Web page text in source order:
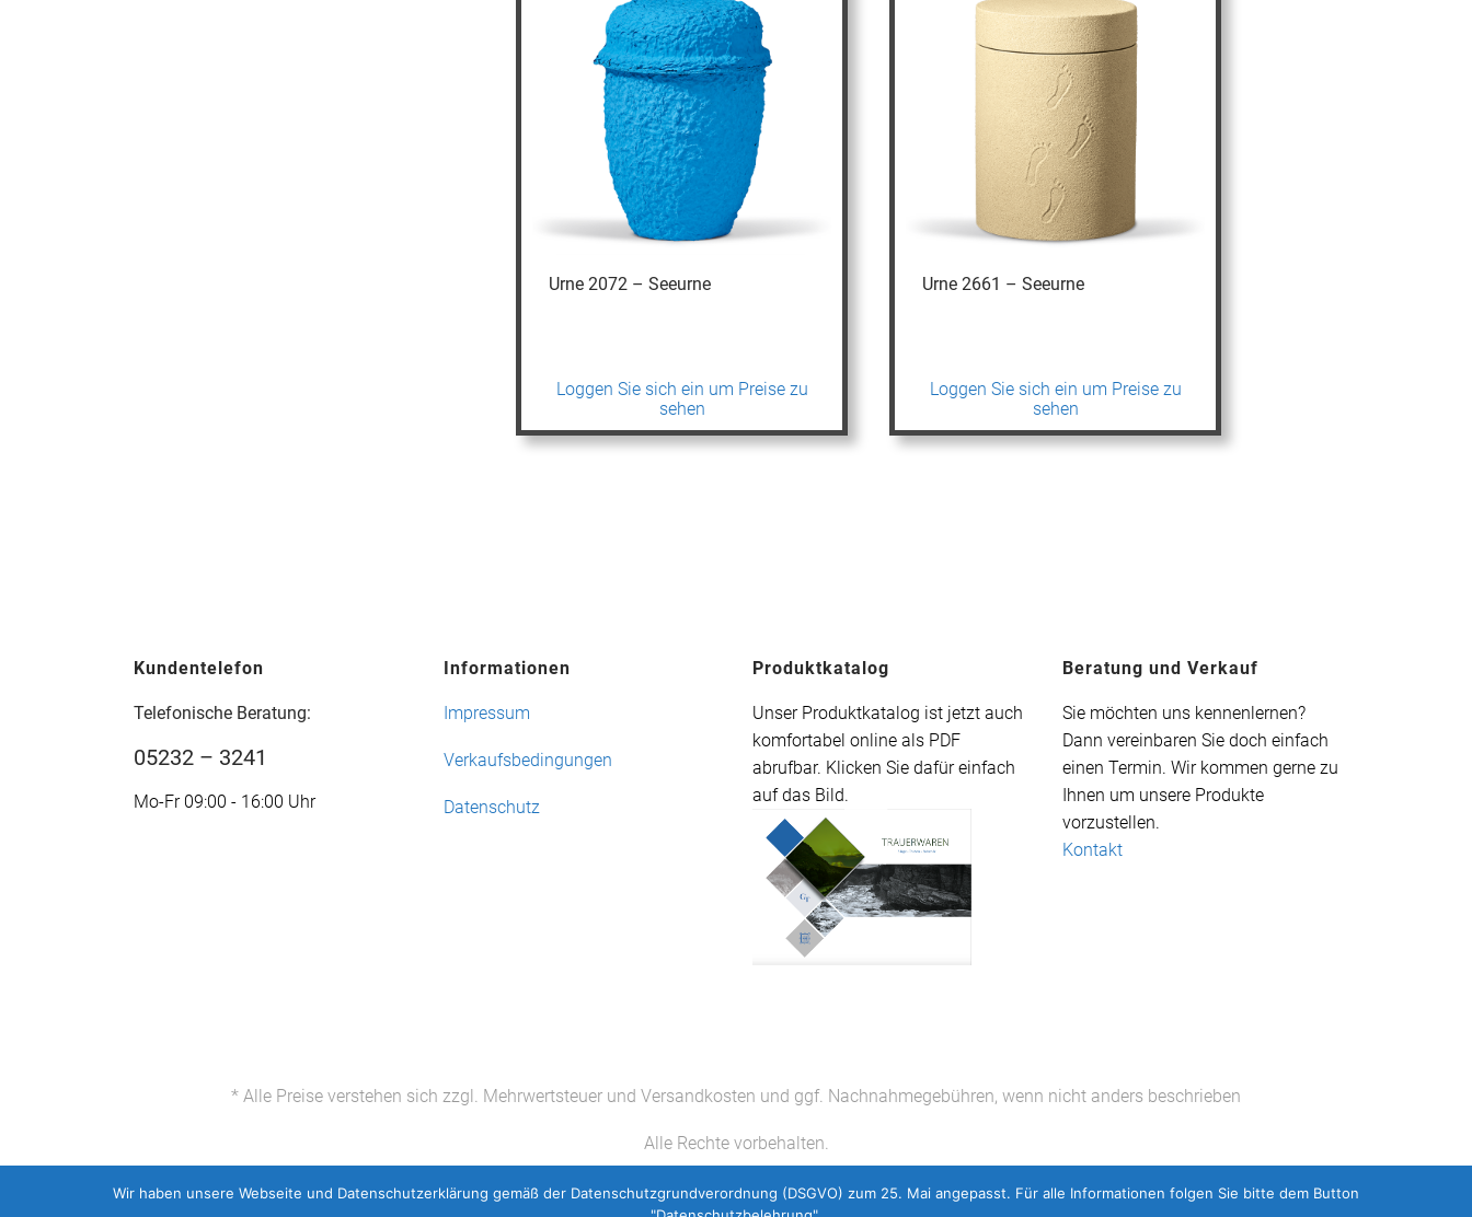
Urne 2072 – Seeurne
Loggen Sie sich ein um Preise zu
sehen
Urne 2661 – Seeurne
Loggen Sie sich ein um Preise zu
sehen
Kundentelefon
Telefonische Beratung:
05232 – 3241
Mo-Fr 09:00 - 16:00 Uhr
Informationen
Impressum
Verkaufsbedingungen
Datenschutz
Produktkatalog
Unser Produktkatalog ist jetzt auch
komfortabel online als PDF
abrufbar. Klicken Sie dafür einfach
auf das Bild.
Beratung und Verkauf
Sie möchten uns kennenlernen?
Dann vereinbaren Sie doch einfach
einen Termin. Wir kommen gerne zu
Ihnen um unsere Produkte
vorzustellen.
Kontakt
* Alle Preise verstehen sich zzgl. Mehrwertsteuer und Versandkosten und ggf. Nachnahmegebühren, wenn nicht anders beschrieben
Alle Rechte vorbehalten.
Wir haben unsere Webseite und Datenschutzerklärung gemäß der Datenschutzgrundverordnung (DSGVO) zum 25. Mai angepasst. Für alle Informationen folgen Sie bitte dem Button